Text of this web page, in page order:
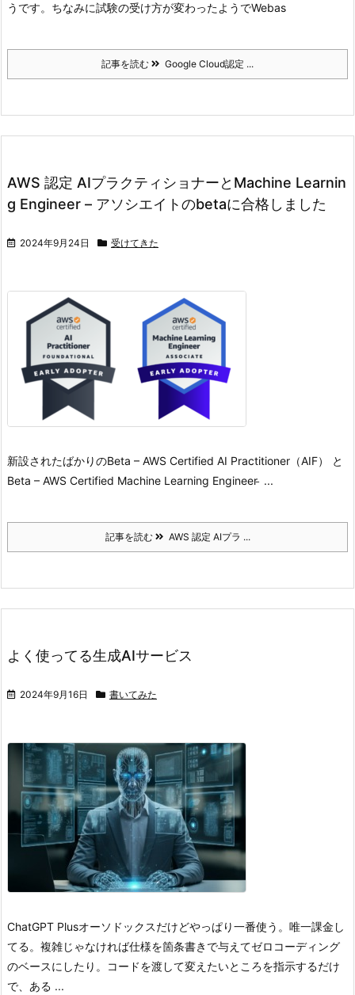
うです。 ちなみに試験の受け方が変わったようでWebas
記事を読む Google Cloud認定 ...
AWS 認定 AIプラクティショナーとMachine Learnin
g Engineer – アソシエイトのbetaに合格しました
2024年9月24日 受けてきた
新設されたばかりのBeta – AWS Certified AI Practitioner（AIF） と
Beta – AWS Certified Machine Learning Engineer ̵ ...
記事を読む AWS 認定 AIプラ ...
よく使ってる生成AIサービス
2024年9月16日 書いてみた
ChatGPT Plusオーソドックスだけどやっぱり一番使う。 唯一課金し
てる。 複雑じゃなければ仕様を箇条書きで与えてゼロコーディング
のベースにしたり。
コードを渡して変えたいところを指示するだけ
で、ある ...